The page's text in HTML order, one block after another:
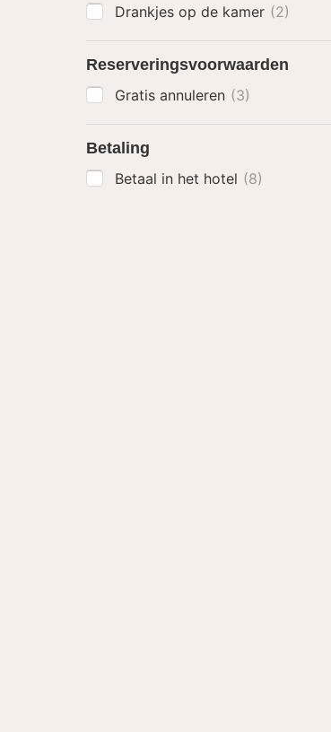
Drankjes op de kamer (2)
Reserveringsvoorwaarden
Gratis annuleren (3)
Betaling
Betaal in het hotel (8)